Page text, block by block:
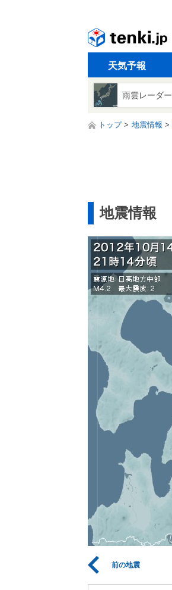
天気予報
雨雲レーダー
トップ 地震情報
地震情報
前の地震